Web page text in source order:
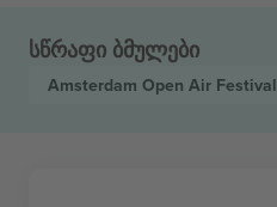
სწრაფი ბმულები
Amsterdam Open Air Festival